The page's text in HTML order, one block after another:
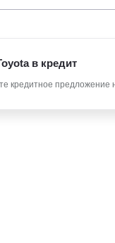
в кредит
кредитное предложение